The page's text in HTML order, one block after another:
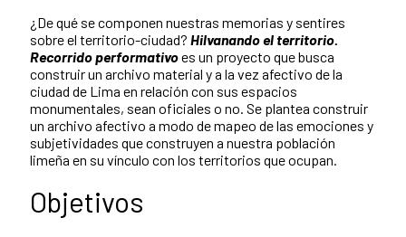
¿De qué se componen nuestras memorias y sentires
sobre el territorio-ciudad? Hilvanando el territorio.
Recorrido performativoes un proyecto que busca
construir un archivo material y a la vez afectivo de la
ciudad de Lima en relación con sus espacios
monumentales, sean oficiales o no. Se plantea construir
un archivo afectivo a modo de mapeo de las emociones y
subjetividades que construyen a nuestra población
limeña en su vínculo con los territorios que ocupan.
Objetivos